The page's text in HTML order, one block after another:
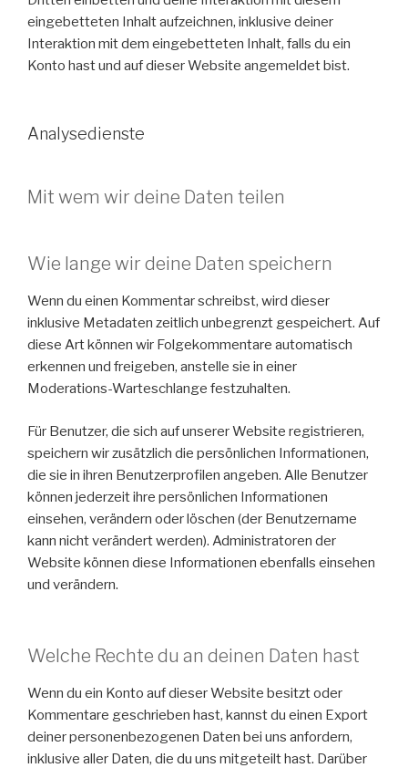
eingebetteten Inhalt aufzeichnen, inklusive deiner
Interaktion mit dem eingebetteten Inhalt, falls du ein
Konto hast und auf dieser Website angemeldet bist.
Analysedienste
Mit wem wir deine Daten teilen
Wie lange wir deine Daten speichern
Wenn du einen Kommentar schreibst, wird dieser
inklusive Metadaten zeitlich unbegrenzt gespeichert. Auf
diese Art können wir Folgekommentare automatisch
erkennen und freigeben, anstelle sie in einer
Moderations-Warteschlange festzuhalten.
Für Benutzer, die sich auf unserer Website registrieren,
speichern wir zusätzlich die persönlichen Informationen,
die sie in ihren Benutzerprofilen angeben. Alle Benutzer
können jederzeit ihre persönlichen Informationen
einsehen, verändern oder löschen (der Benutzername
kann nicht verändert werden). Administratoren der
Website können diese Informationen ebenfalls einsehen
und verändern.
Welche Rechte du an deinen Daten hast
Wenn du ein Konto auf dieser Website besitzt oder
Kommentare geschrieben hast, kannst du einen Export
deiner personenbezogenen Daten bei uns anfordern,
inklusive aller Daten, die du uns mitgeteilt hast. Darüber